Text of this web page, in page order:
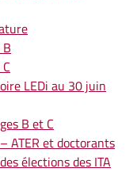
LEDi au 30 juin
B et C
ATER et doctorants
élections des ITA